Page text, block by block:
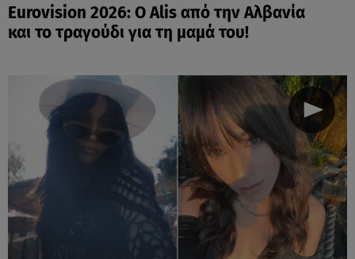
Eurovision 2026: Ο Alis από την Αλβανία
και το τραγούδι για τη μαμά του!